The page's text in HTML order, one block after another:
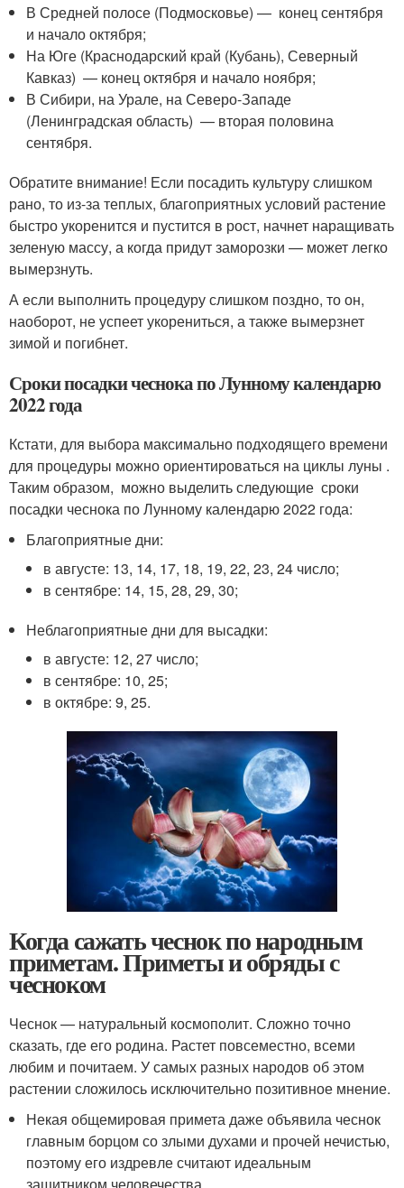
В Средней полосе (Подмосковье) — конец сентября
и начало октября;
На Юге (Краснодарский край (Кубань), Северный
Кавказ) — конец октября и начало ноября;
В Сибири, на Урале, на Северо-Западе
(Ленинградская область) — вторая половина
сентября.
Обратите внимание! Если посадить культуру слишком
рано, то из-за теплых, благоприятных условий растение
быстро укоренится и пустится в рост, начнет наращивать
зеленую массу, а когда придут заморозки — может легко
вымерзнуть.
А если выполнить процедуру слишком поздно, то он,
наоборот, не успеет укорениться, а также вымерзнет
зимой и погибнет.
Сроки посадки чеснока по Лунному календарю
2022 года
Кстати, для выбора максимально подходящего времени
для процедуры можно ориентироваться на циклы луны .
Таким образом, можно выделить следующие сроки
посадки чеснока по Лунному календарю 2022 года:
Благоприятные дни:
в августе: 13, 14, 17, 18, 19, 22, 23, 24 число;
в сентябре: 14, 15, 28, 29, 30;
Неблагоприятные дни для высадки:
в августе: 12, 27 число;
в сентябре: 10, 25;
в октябре: 9, 25.
Когда сажать чеснок по народным
приметам. Приметы и обряды с
чесноком
Чеснок — натуральный космополит. Сложно точно
сказать, где его родина. Растет повсеместно, всеми
любим и почитаем. У самых разных народов об этом
растении сложилось исключительно позитивное мнение.
Некая общемировая примета даже объявила чеснок
главным борцом со злыми духами и прочей нечистью,
поэтому его издревле считают идеальным
защитником человечества.